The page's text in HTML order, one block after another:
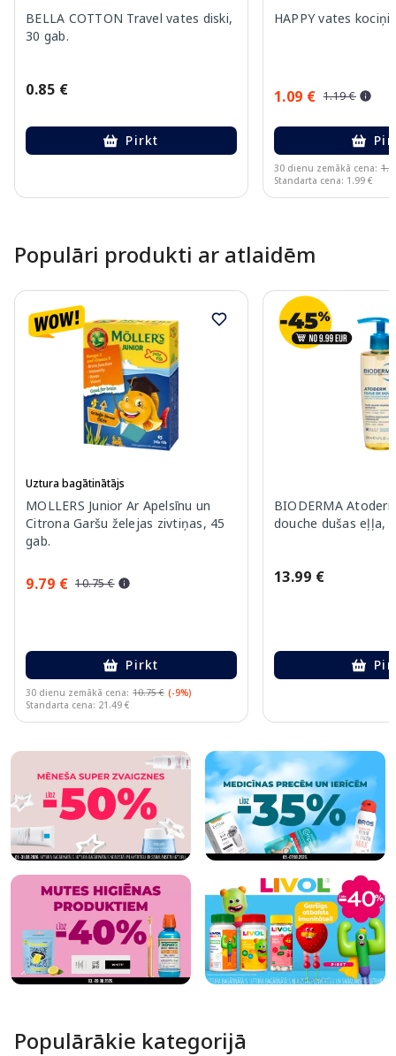
BELLA COTTON Travel vates diski,
30 gab.
0.85 €
Pirkt
HAPPY vates
1.09 € 1.19 €
30 dienu zemākā cena:
Standarta cena: 1.99 €
Populāri produkti ar atlaidēm
Uztura bagātinātājs
MOLLERS Junior Ar Apelsīnu un
Citrona Garšu želejas zivtiņas, 45
gab.
9.79 € 10.75 €
Pirkt
30 dienu zemākā cena: 10.75 € (-9%)
Standarta cena: 21.49 €
BIODERMA
douche dušas eļļa,
13.99 €
Populārākie kategorijā